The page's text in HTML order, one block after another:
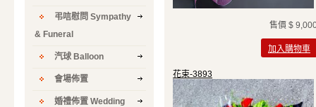
弔唁慰問 Sympathy
& Funeral
汽球 Balloon
會場佈置
婚禮佈置 Wedding
售價 $
加入購物車
花束-3893